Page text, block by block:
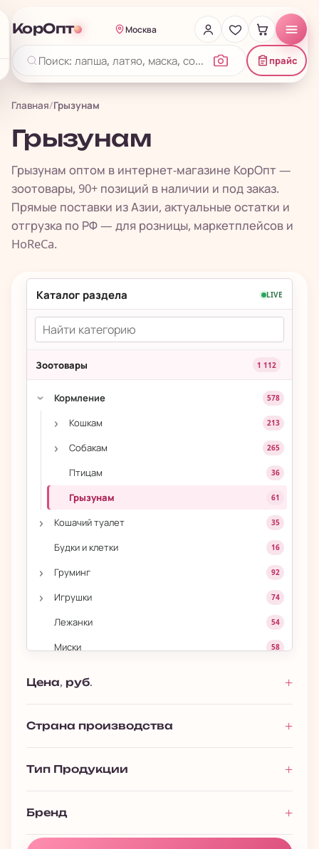
КорОпт Москва
прайс
Главная/Грызунам
Грызунам
Грызунам оптом в интернет-магазине КорОпт —
зоотовары, 90+ позиций в наличии и под заказ.
Прямые поставки из Азии, актуальные остатки и
отгрузка по РФ — для розницы, маркетплейсов и
HoReCa.
Каталог раздела LIVE
Зоотовары 1 112
› Кормление 578
› Кошкам 213
› Собакам 265
Птицам 36
Грызунам 61
› Кошачий туалет 35
Будки и клетки 16
› Груминг 92
› Игрушки 74
Лежанки 54
Миски 58
Ошейники для Собак
Переноски для Кошек
Поводки
Цена, руб.
Страна производства
Тип Продукции
Бренд